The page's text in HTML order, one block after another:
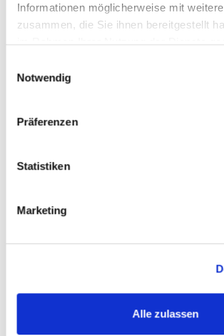
Informationen möglicherweise mit
zusammen, die Sie ihnen bereitgestellt
Notwendig
Präferenzen
Statistiken
Marketing
Alle zulassen
Participant
Policy*